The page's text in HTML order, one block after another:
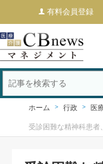
有料会員登録
ホーム 行政 医
受診困難な精神科患